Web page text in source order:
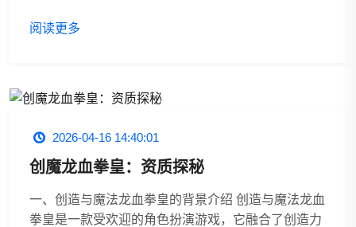
阅读更多
2026-04-16 14:40:01
创魔龙血拳皇：资质探秘
一、创造与魔法龙血拳皇的背景介绍 创造与魔法龙血
拳皇是一款受欢迎的角色扮演游戏，它融合了创造力